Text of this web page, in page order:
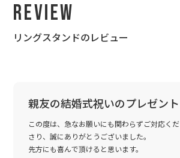
Review
リングスタンドのレビュー
親友の結婚式祝いのプレゼント
この度は、急なお願いにも関わらずご対応くだ
さり、誠にありがとうございました。
先方にも喜んで頂けると思います。